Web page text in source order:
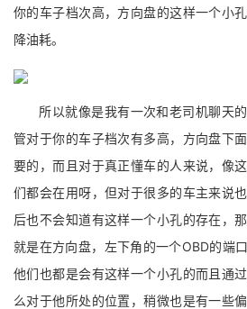
你的车子档次高，方向盘的这样一个小
降油耗。
所以就像是我有一次和老司机聊天的
管对于你的车子档次有多高，方向盘下
要的，而且对于真正懂车的人来说，像
们都会在用呀，但对于很多的车主来说
后也不会知道有这样一个小孔的存在，
就是在方向盘，左下角的一个OBD的端
他们也都是会有这样一个小孔的而且通
么对于他所处的位置，稍微也是有一些